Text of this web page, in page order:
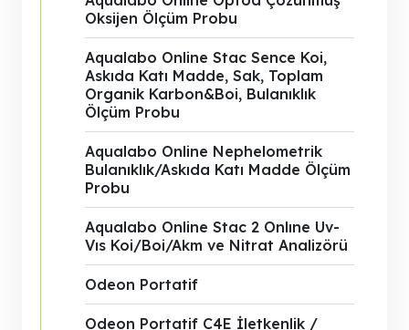
Oksijen Ölçüm Probu
Aqualabo Online Stac Sence Koi,
Askıda Katı Madde, Sak, Toplam
Organik Karbon&Boi, Bulanıklık
Ölçüm Probu
Aqualabo Online Nephelometrik
Bulanıklık/Askıda Katı Madde Ölçüm
Probu
Aqualabo Online Stac 2 Onlıne Uv-
Vıs Koi/Boi/Akm ve Nitrat Analizörü
Odeon Portatif
Odeon Portatif C4E İletkenlik /